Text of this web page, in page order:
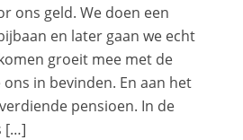
ons geld. We doen een
en later gaan we echt
groeit mee met de
in bevinden. En aan het
pensioen. In de
[…]